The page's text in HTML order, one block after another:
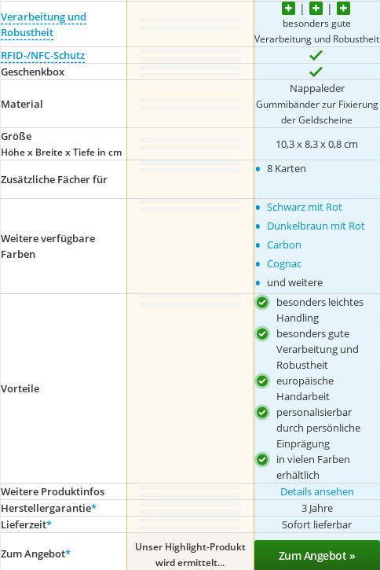
Verarbeitung und
Robustheit
besonders gute
Verarbeitung und Robustheit
RFID-/NFC-Schutz
Geschenkbox
Material
Nappaleder
Gummibänder zur Fixierung
der Geldscheine
Größe
Höhe x Breite x Tiefe in cm
10,3 x 8,3 x 0,8 cm
Zusätzliche Fächer für • 8 Karten
Weitere verfügbare
Farben
• Schwarz mit Rot
• Dunkelbraun mit Rot
• Carbon
• Cognac
• und weitere
Vorteile
besonders leichtes
Handling
besonders gute
Verarbeitung und
Robustheit
europäische
Handarbeit
personalisierbar
durch persönliche
Einprägung
in vielen Farben
erhältlich
Weitere Produktinfos Details ansehen
Herstellergarantie* 3 Jahre
Lieferzeit* Sofort lieferbar
Zum Angebot*
Unser Highlight-Produkt
wird ermittelt...
Zum Angebot »